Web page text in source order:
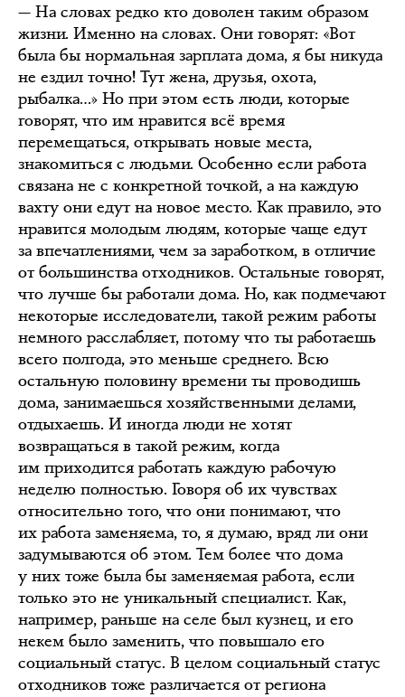
— На словах редко кто доволен таким образом
жизни. Именно на словах. Они говорят: «Вот
была бы нормальная зарплата дома, я бы никуда
не ездил точно! Тут жена, друзья, охота,
рыбалка…» Но при этом есть люди, которые
говорят, что им нравится всё время
перемещаться, открывать новые места,
знакомиться с людьми. Особенно если работа
связана не с конкретной точкой, а на каждую
вахту они едут на новое место. Как правило, это
нравится молодым людям, которые чаще едут
за впечатлениями, чем за заработком, в отличие
от большинства отходников. Остальные говорят,
что лучше бы работали дома. Но, как подмечают
некоторые исследователи, такой режим работы
немного расслабляет, потому что ты работаешь
всего полгода, это меньше среднего. Всю
остальную половину времени ты проводишь
дома, занимаешься хозяйственными делами,
отдыхаешь. И иногда люди не хотят
возвращаться в такой режим, когда
им приходится работать каждую рабочую
неделю полностью. Говоря об их чувствах
относительно того, что они понимают, что
их работа заменяема, то, я думаю, вряд ли они
задумываются об этом. Тем более что дома
у них тоже была бы заменяемая работа, если
только это не уникальный специалист. Как,
например, раньше на селе был кузнец, и его
некем было заменить, что повышало его
социальный статус. В целом социальный статус
отходников тоже различается от региона